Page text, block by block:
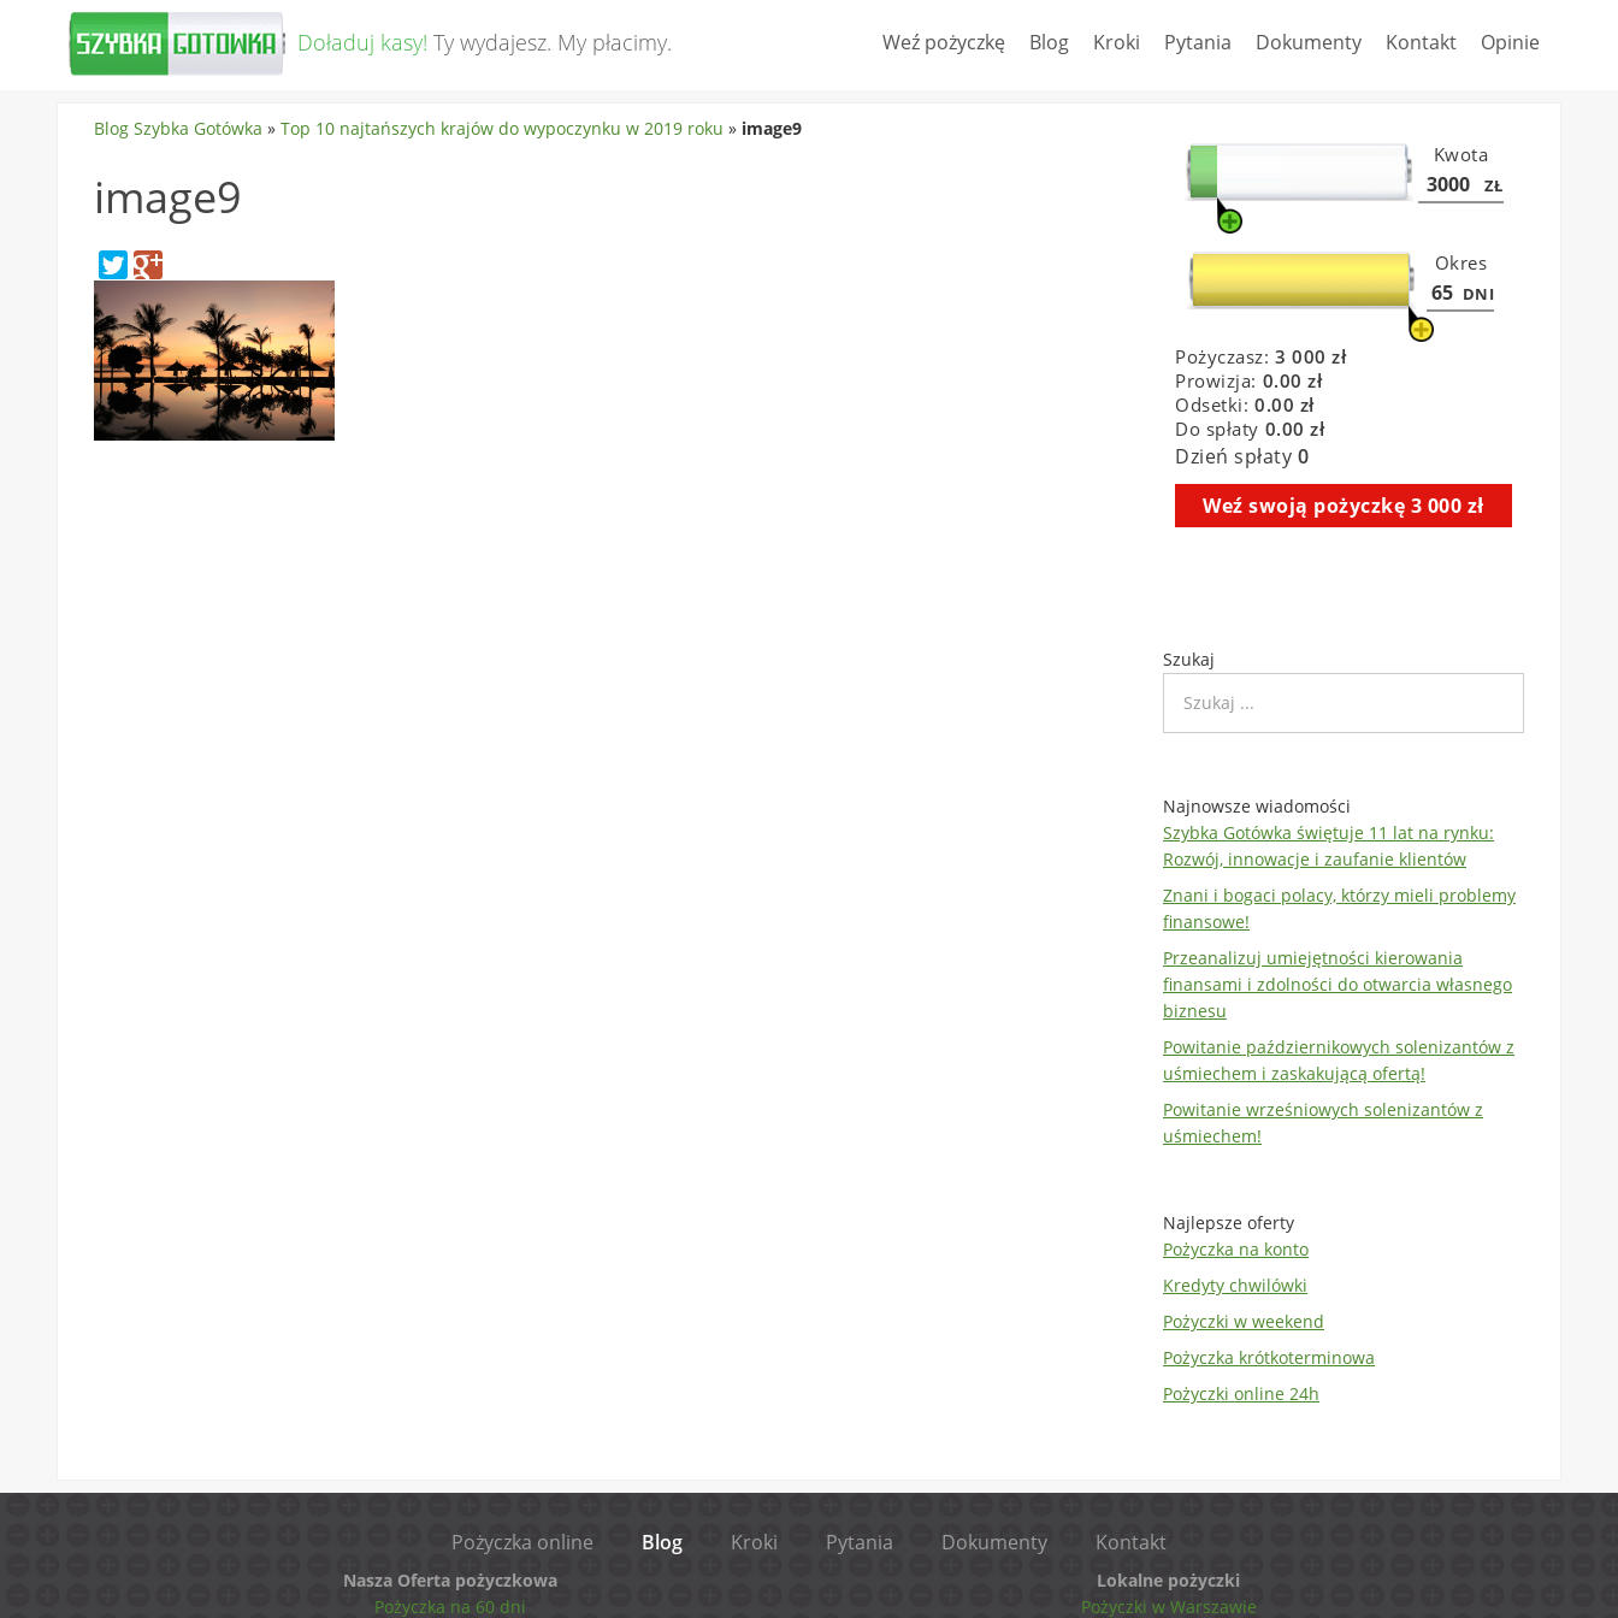
Doładuj kasy! Ty wydajesz. My płacimy. Weź pożyczkę Blog Kroki Pytania Dokumenty Kontakt Opinie
Blog Szybka Gotówka » Top 10 najtańszych krajów do wypoczynku w 2019 roku » image9
image9
Szukaj
Najnowsze wiadomości
Szybka Gotówka świętuje 11 lat na rynku:
Rozwój, innowacje i zaufanie klientów
Znani i bogaci polacy, którzy mieli problemy
finansowe!
Przeanalizuj umiejętności kierowania
finansami i zdolności do otwarcia własnego
biznesu
Powitanie październikowych solenizantów z
uśmiechem i zaskakującą ofertą!
Powitanie wrześniowych solenizantów z
uśmiechem!
Najlepsze oferty
Pożyczka na konto
Kredyty chwilówki
Pożyczki w weekend
Pożyczka krótkoterminowa
Pożyczki online 24h
Pożyczka online Blog Kroki Pytania Dokumenty Kontakt
Nasza Oferta pożyczkowa
Pożyczka na 60 dni
Lokalne pożyczki
Pożyczki w Warszawie